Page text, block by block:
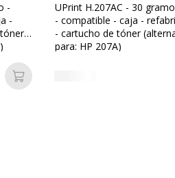
-
-
Añadir a la cesta
UPrint H.207AC - 30
- compatible - caja -
- cartucho de tóner
para: HP 207A)